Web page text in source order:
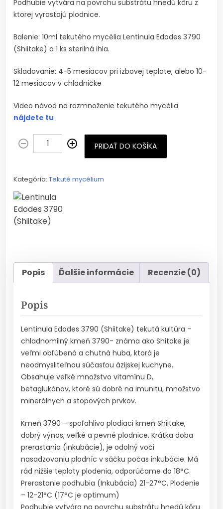
Podhubie vytvára na povrchu substrátu hnedú kôru z
ktorej vyrastajú plodnice.
Balenie: 10ml tekutého mycélia Lentinula Edodes 3790
(Shiitake) a 1 ks sterilná ihla.
Skladovanie: 4-5 mesiacov pri izbovej teplote, alebo 10-
12 mesiacov v chladničke
Video návod na rozmnoženie tekutého mycélia
nájdete tu
PRIDAŤ DO KOŠÍKA
Kategória: Tekuté mycélium
Popis Ďalšie informácie Recenzie (0)
Popis
Lentinula Edodes 3790 (Shiitake) tekutá kultúra –
chladnomilný kmeň 3790- známa ako Shitake je
veľmi obľúbená a chutná huba, ktorá je
neodmysliteľnou súčasťou ázijskej kuchyne.
Obsahuje veľké množstvo vitamínu D,
betaglukánov, ktoré sú dobré na imunitu, množstvo
minerálnych a stopových prvkov.
Kmeň 3790 – spoľahlivo plodiaci kmeň Shiitake,
dobrý výnos, veľké a pevné plodnice. Krátka doba
prerastania (inkubácie), je odolný voči
nasadzovaniu plodníc v sáčku počas inkubácie. Má
rád nižšie teploty plodenia, odporúčame do 18°C.
Prerastanie podhubia (Inkubácia) 21-27°C, Plodenie
– 12-21°C (17°C je optimum)